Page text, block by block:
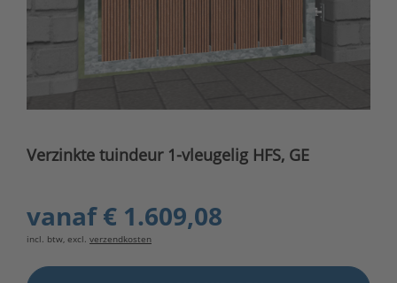
Verzinkte tuindeur 1-vleugelig HFS, GE
vanaf€ 1.609,08
incl. btw, excl. verzendkosten